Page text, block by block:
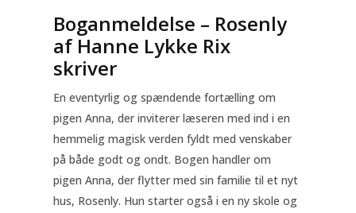
Boganmeldelse – Rosenly
af Hanne Lykke Rix
skriver
En eventyrlig og spændende fortælling om
pigen Anna, der inviterer læseren med ind i en
hemmelig magisk verden fyldt med venskaber
på både godt og ondt. Bogen handler om
pigen Anna, der flytter med sin familie til et nyt
hus, Rosenly. Hun starter også i en ny skole og